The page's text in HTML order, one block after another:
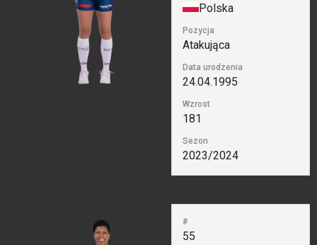
Polska
Pozycja
Atakująca
Data urodzenia
24.04.1995
Wzrost
181
Sezon
2023/2024
#
55